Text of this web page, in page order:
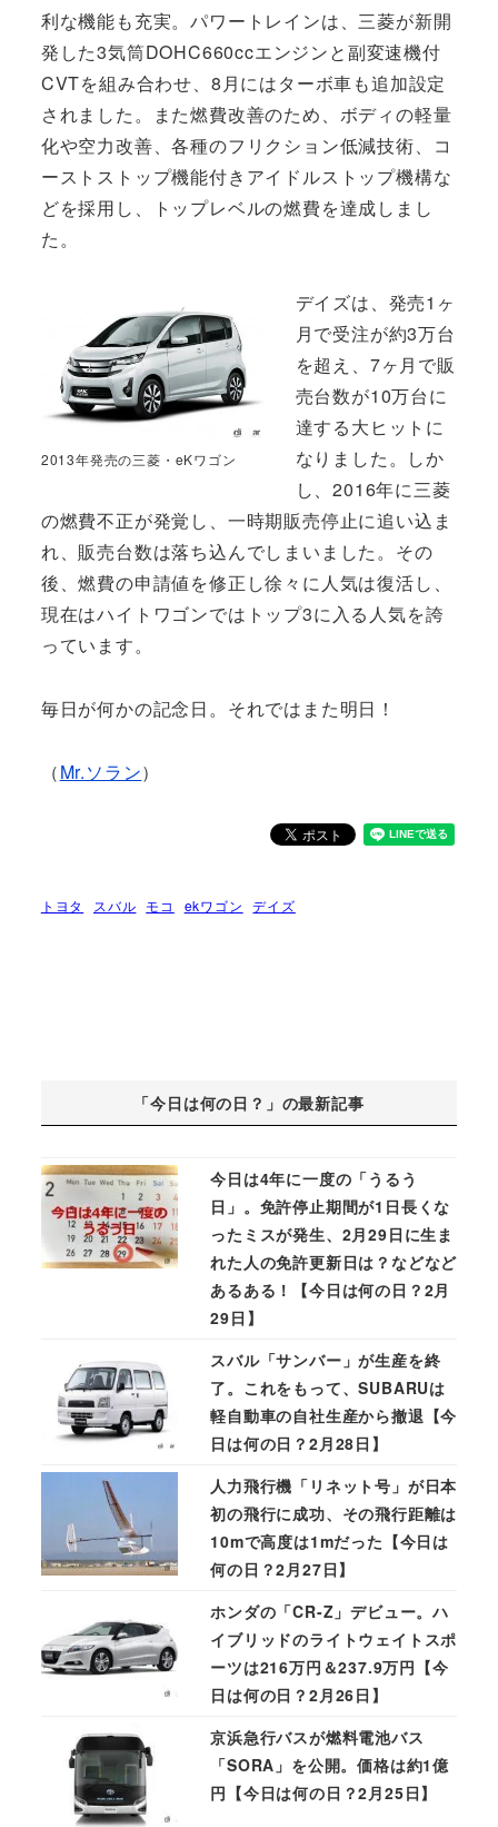
利な機能も充実。パワートレインは、三菱が新開
発した3気筒DOHC660ccエンジンと副変速機付
CVTを組み合わせ、8月にはターボ車も追加設定
されました。また燃費改善のため、ボディの軽量
化や空力改善、各種のフリクション低減技術、コ
ーストストップ機能付きアイドルストップ機構な
どを採用し、トップレベルの燃費を達成しまし
た。
2013年発売の三菱・eKワゴン
デイズは、発売1ヶ
月で受注が約3万台
を超え、7ヶ月で販
売台数が10万台に
達する大ヒットに
なりました。しか
し、2016年に三菱
の燃費不正が発覚し、一時期販売停止に追い込ま
れ、販売台数は落ち込んでしまいました。その
後、燃費の申請値を修正し徐々に人気は復活し、
現在はハイトワゴンではトップ3に入る人気を誇
っています。
毎日が何かの記念日。それではまた明日！
（Mr.ソラン）
トヨタ スバル モコ ekワゴン デイズ
「今日は何の日？」の最新記事
今日は4年に一度の「うるう
日」。免許停止期間が1日長くな
ったミスが発生、2月29日に生ま
れた人の免許更新日は？などなど
あるある！【今日は何の日？2月
29日】
スバル「サンバー」が生産を終
了。これをもって、SUBARUは
軽自動車の自社生産から撤退【今
日は何の日？2月28日】
人力飛行機「リネット号」が日本
初の飛行に成功、その飛行距離は
10mで高度は1mだった【今日は
何の日？2月27日】
ホンダの「CR-Z」デビュー。ハ
イブリッドのライトウェイトスポ
ーツは216万円＆237.9万円【今
日は何の日？2月26日】
京浜急行バスが燃料電池バス
「SORA」を公開。価格は約1億
円【今日は何の日？2月25日】